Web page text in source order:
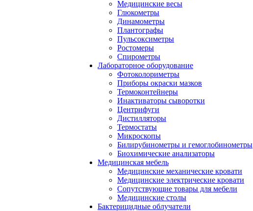
Медицинские весы
Глюкометры
Динамометры
Плантографы
Пульсоксиметры
Ростомеры
Спирометры
Лабораторное оборудование
Фотоколориметры
Приборы окраски мазков
Термоконтейнеры
Инактиваторы сыворотки
Центрифуги
Дистилляторы
Термостаты
Микроскопы
Билирубинометры и гемоглобинометры
Биохимические анализаторы
Медицинская мебель
Медицинские механические кровати
Медицинские электрические кровати
Сопутствующие товары для мебели
Медицинские столы
Бактерицидные облучатели